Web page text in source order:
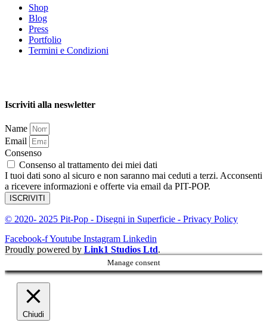
Shop
Blog
Press
Portfolio
Termini e Condizioni
Iscriviti alla neswletter
Name
Email
Consenso
Consenso al trattamento dei miei dati
I tuoi dati sono al sicuro e non saranno mai ceduti a terzi. Acconsenti
a ricevere informazioni e offerte via email da PIT-POP.
ISCRIVITI
© 2020- 2025 Pit-Pop - Disegni in Superficie - Privacy Policy
Facebook-fYoutube Instagram Linkedin
Proudly powered by Link1 Studios Ltd.
Manage consent
Chiudi